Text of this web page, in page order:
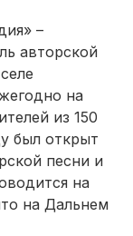
–
авторской
на
из 150
был открыт
песни и
на
на Дальнем